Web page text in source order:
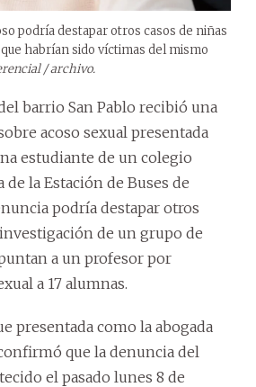
podría destapar otros casos de niñas
que habrían sido víctimas del mismo
/ archivo.
barrio San Pablo recibió una
acoso sexual presentada
estudiante de un colegio
la Estación de Buses de
podría destapar otros
de un grupo de
a un profesor por
a 17 alumnas.
presentada como la abogada
que la denuncia del
el pasado lunes 8 de